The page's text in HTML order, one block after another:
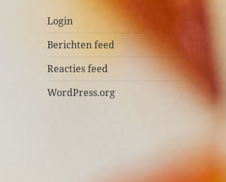
v
n
Login
Berichten feed
Reacties feed
WordPress.org